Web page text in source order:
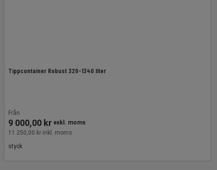
Tippcontainer Robust 320-1340 liter
Från
9 000,00 kr exkl. moms
11 250,00 kr inkl. moms
styck